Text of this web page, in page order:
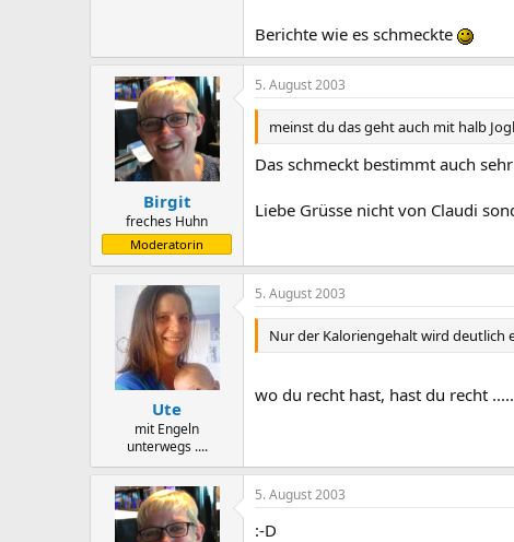
Berichte wie es schmeckte
Birgit
freches Huhn
Moderatorin
5. August 2003
meinst du das geht auch mit halb
Das schmeckt bestimmt auch
Liebe Grüsse nicht von Claudi
Ute
mit Engeln
unterwegs ....
5. August 2003
Nur der Kaloriengehalt wird deutlich
wo du recht hast, hast du recht
5. August 2003
:-D